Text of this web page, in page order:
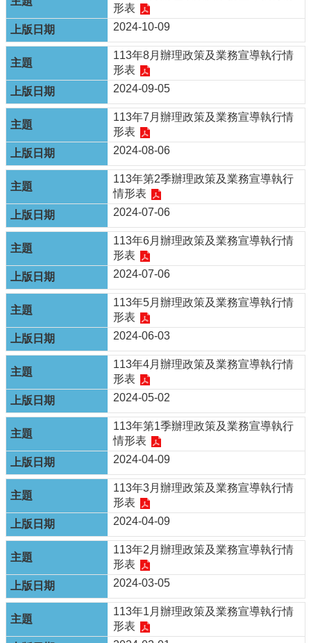
網
站
導
嘉
義
市
政
嘉
好
旅
行
FB
市
好
旅
行
IG
訊
安
全
政
策
隱
私
權
政
策
料
開
放
宣
告
形表
2024-10-09
113年8月辦理政策及業務宣導執行情
形表
2024-09-05
113年7月辦理政策及業務宣導執行情
形表
2024-08-06
113年第2季辦理政策及業務宣導執行
情形表
2024-07-06
113年6月辦理政策及業務宣導執行情
形表
2024-07-06
113年5月辦理政策及業務宣導執行情
形表
2024-06-03
113年4月辦理政策及業務宣導執行情
形表
2024-05-02
113年第1季辦理政策及業務宣導執行
情形表
2024-04-09
113年3月辦理政策及業務宣導執行情
形表
2024-04-09
113年2月辦理政策及業務宣導執行情
形表
2024-03-05
113年1月辦理政策及業務宣導執行情
形表